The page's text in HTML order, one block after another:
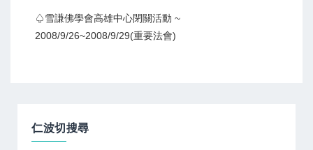
♤雪謙佛學會高雄中心閉關活動 ~
2008/9/26~2008/9/29(重要法會)
仁波切搜尋